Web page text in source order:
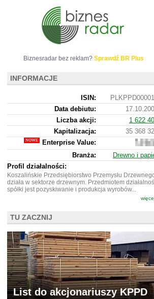
Biznesradar bez reklam? Sprawdź BR Plus
INFORMACJE
ISIN:
Data debiutu:
Liczba akcji:
1 622
Kapitalizacja:
35 368
Enterprise Value:
Branża:
Drewno i
Profil działalności:
Koszalińskie Przedsiębiorstwo Przemysłu
działa w sektorze drzewnym. Przedmiotem
spółki jest pozyskiwanie i produkcja wyrobów...
TU ZACZNIJ
List do akcjonariuszy KPPD